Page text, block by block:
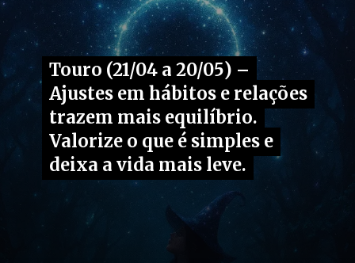
Touro (21/04 a 20/05) –
Ajustes em hábitos e relações
trazem mais equilíbrio.
Valorize o que é simples e
deixa a vida mais leve.
Touro (21/04 a 20/05) –
Ajustes em hábitos e relações
trazem mais equilíbrio.
Valorize o que é simples e
deixa a vida mais leve.